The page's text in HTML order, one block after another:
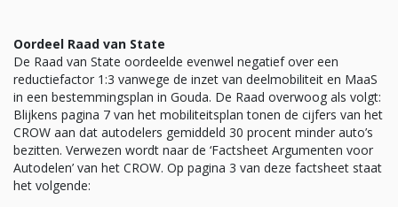
Oordeel Raad van State
De Raad van State oordeelde evenwel negatief over een
reductiefactor 1:3 vanwege de inzet van deelmobiliteit en MaaS
in een bestemmingsplan in Gouda. De Raad overwoog als volgt:
Blijkens pagina 7 van het mobiliteitsplan tonen de cijfers van het
CROW aan dat autodelers gemiddeld 30 procent minder auto’s
bezitten. Verwezen wordt naar de ‘Factsheet Argumenten voor
Autodelen’ van het CROW. Op pagina 3 van deze factsheet staat
het volgende: